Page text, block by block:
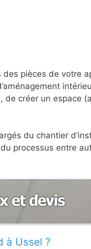
pièces de votre
créer un espace
du chantier
processus entre
à Ussel ?